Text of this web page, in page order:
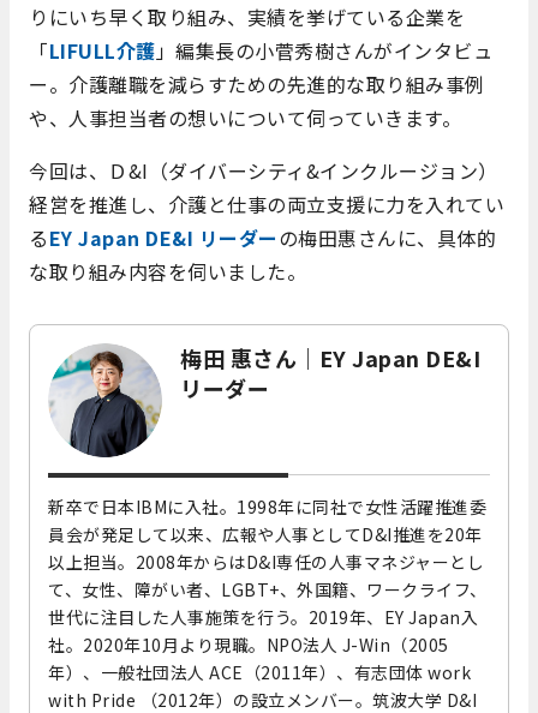
りにいち早く取り組み、実績を挙げている企業を
「LIFULL介護」編集長の小菅秀樹さんがインタビュ
ー。介護離職を減らすための先進的な取り組み事例
や、人事担当者の想いについて伺っていきます。
今回は、Ｄ&I（ダイバーシティ&インクルージョン）
経営を推進し、介護と仕事の両立支援に力を入れてい
るEY Japan DE&I リーダーの梅田惠さんに、具体的
な取り組み内容を伺いました。
梅田 惠さん｜EY Japan DE&I
リーダー
新卒で日本IBMに入社。1998年に同社で女性活躍推進委
員会が発足して以来、広報や人事としてD&I推進を20年
以上担当。2008年からはD&I専任の人事マネジャーとし
て、女性、障がい者、LGBT+、外国籍、ワークライフ、
世代に注目した人事施策を行う。2019年、EY Japan入
社。2020年10月より現職。NPO法人 J-Win（2005
年）、一般社団法人 ACE（2011年）、有志団体 work
with Pride （2012年）の設立メンバー。筑波大学 D&I